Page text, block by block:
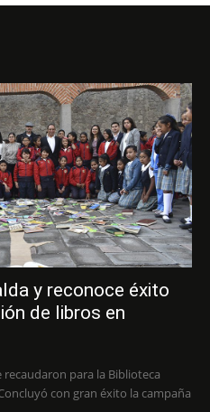
y reconoce éxito
de libros en
recaudaron para la Biblioteca